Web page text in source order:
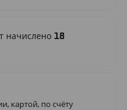
начислено 18
картой, по счёту